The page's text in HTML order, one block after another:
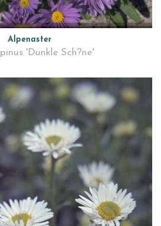
Alpenaster
'Dunkle Sch?ne'